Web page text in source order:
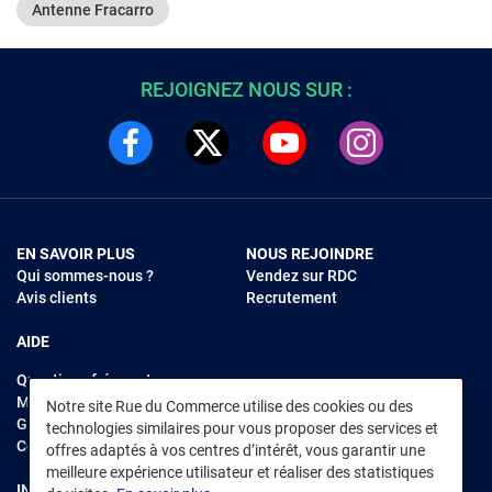
Antenne Fracarro
Notre site Rue du Commerce utilise des cookies ou des
technologies similaires pour vous proposer des services et
offres adaptés à vos centres d’intérêt, vous garantir une
meilleure expérience utilisateur et réaliser des statistiques
REJOIGNEZ NOUS SUR :
EN SAVOIR PLUS
Qui sommes-nous ?
Avis clients
AIDE
Questions fréquentes
Modes de règlements
Garantie et retours
Contacter Rue du Commerce
NOUS REJOINDRE
Vendez sur RDC
Recrutement